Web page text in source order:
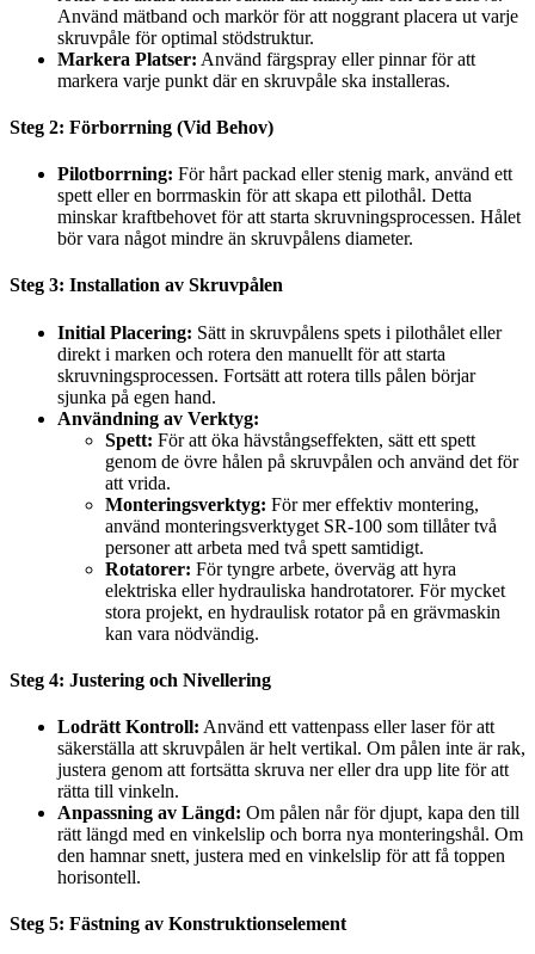
Använd mätband och markör för att noggrant placera ut varje
skruvpåle för optimal stödstruktur.
Markera Platser: Använd färgspray eller pinnar för att
markera varje punkt där en skruvpåle ska installeras.
Steg 2: Förborrning (Vid Behov)
Pilotborrning: För hårt packad eller stenig mark, använd ett
spett eller en borrmaskin för att skapa ett pilothål. Detta
minskar kraftbehovet för att starta skruvningsprocessen. Hålet
bör vara något mindre än skruvpålens diameter.
Steg 3: Installation av Skruvpålen
Initial Placering: Sätt in skruvpålens spets i pilothålet eller
direkt i marken och rotera den manuellt för att starta
skruvningsprocessen. Fortsätt att rotera tills pålen börjar
sjunka på egen hand.
Användning av Verktyg:
Spett: För att öka hävstångseffekten, sätt ett spett
genom de övre hålen på skruvpålen och använd det för
att vrida.
Monteringsverktyg: För mer effektiv montering,
använd monteringsverktyget SR-100 som tillåter två
personer att arbeta med två spett samtidigt.
Rotatorer: För tyngre arbete, överväg att hyra
elektriska eller hydrauliska handrotatorer. För mycket
stora projekt, en hydraulisk rotator på en grävmaskin
kan vara nödvändig.
Steg 4: Justering och Nivellering
Lodrätt Kontroll: Använd ett vattenpass eller laser för att
säkerställa att skruvpålen är helt vertikal. Om pålen inte är rak,
justera genom att fortsätta skruva ner eller dra upp lite för att
rätta till vinkeln.
Anpassning av Längd: Om pålen når för djupt, kapa den till
rätt längd med en vinkelslip och borra nya monteringshål. Om
den hamnar snett, justera med en vinkelslip för att få toppen
horisontell.
Steg 5: Fästning av Konstruktionselement